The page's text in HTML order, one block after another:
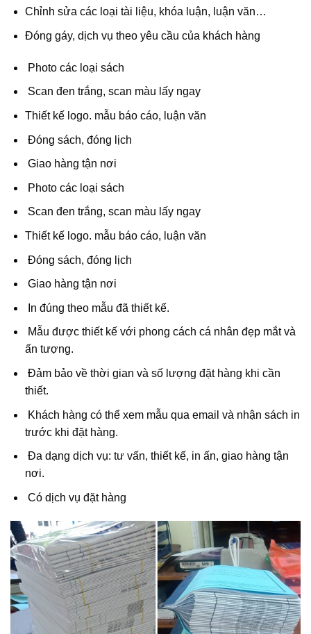
Chỉnh sửa các loại tài liệu, khóa luận, luận văn…
Đóng gáy, dịch vụ theo yêu cầu của khách hàng
Photo các loại sách
Scan đen trắng, scan màu lấy ngay
Thiết kế logo. mẫu báo cáo, luận văn
Đóng sách, đóng lịch
Giao hàng tận nơi
Photo các loại sách
Scan đen trắng, scan màu lấy ngay
Thiết kế logo. mẫu báo cáo, luận văn
Đóng sách, đóng lịch
Giao hàng tận nơi
In đúng theo mẫu đã thiết kế.
Mẫu được thiết kế với phong cách cá nhân đẹp mắt và
ấn tượng.
Đảm bảo về thời gian và số lượng đặt hàng khi cần
thiết.
Khách hàng có thể xem mẫu qua email và nhận sách in
trước khi đặt hàng.
Đa dạng dịch vụ: tư vấn, thiết kế, in ấn, giao hàng tận
nơi.
Có dịch vụ đặt hàng